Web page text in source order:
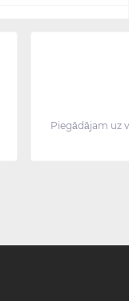
Piegādājam uz